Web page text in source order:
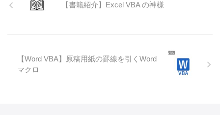
【書籍紹介】Excel VBA の神様
【Word VBA】原稿用紙の罫線を引くWord
マクロ